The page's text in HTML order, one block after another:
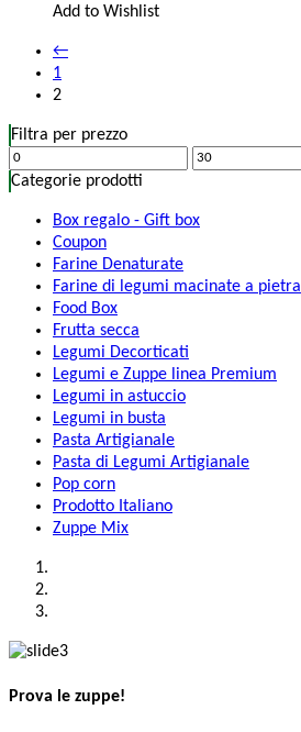
Add to Wishlist
←
1
2
Filtra per prezzo
Categorie prodotti
Box regalo - Gift box
Coupon
Farine Denaturate
Farine di legumi macinate a pietra
Food Box
Frutta secca
Legumi Decorticati
Legumi e Zuppe linea Premium
Legumi in astuccio
Legumi in busta
Pasta Artigianale
Pasta di Legumi Artigianale
Pop corn
Prodotto Italiano
Zuppe Mix
Prova le zuppe!